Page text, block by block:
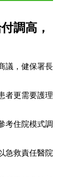
調高，
議，健保署長
者更需要護理
考住院模式調
急救責任醫院